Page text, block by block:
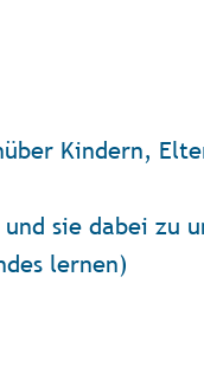
Kindern,
sie dabei
lernen)